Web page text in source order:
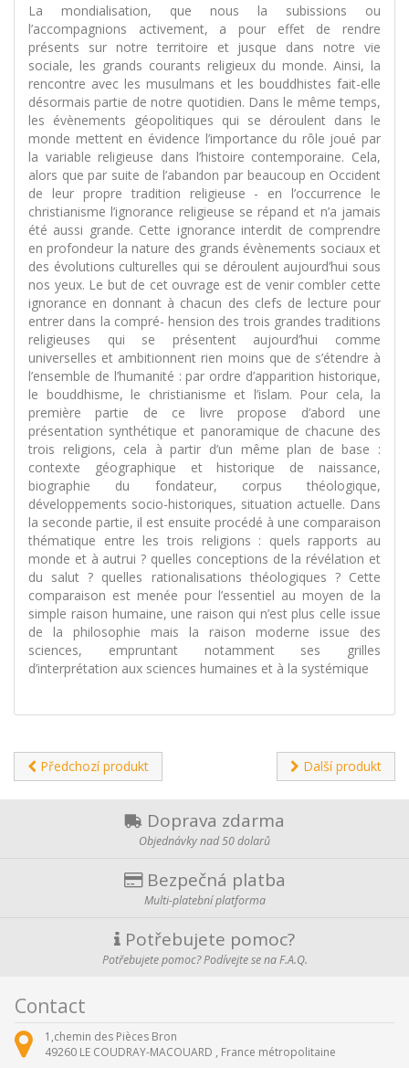
La mondialisation, que nous la subissions ou
l’accompagnions activement, a pour effet de rendre
présents sur notre territoire et jusque dans notre vie
sociale, les grands courants religieux du monde. Ainsi, la
rencontre avec les musulmans et les bouddhistes fait-elle
désormais partie de notre quotidien. Dans le même temps,
les évènements géopolitiques qui se déroulent dans le
monde mettent en évidence l’importance du rôle joué par
la variable religieuse dans l’histoire contemporaine. Cela,
alors que par suite de l’abandon par beaucoup en Occident
de leur propre tradition religieuse - en l’occurrence le
christianisme l’ignorance religieuse se répand et n’a jamais
été aussi grande. Cette ignorance interdit de comprendre
en profondeur la nature des grands évènements sociaux et
des évolutions culturelles qui se déroulent aujourd’hui sous
nos yeux. Le but de cet ouvrage est de venir combler cette
ignorance en donnant à chacun des clefs de lecture pour
entrer dans la compré- hension des trois grandes traditions
religieuses qui se présentent aujourd’hui comme
universelles et ambitionnent rien moins que de s’étendre à
l’ensemble de l’humanité : par ordre d’apparition historique,
le bouddhisme, le christianisme et l’islam. Pour cela, la
première partie de ce livre propose d’abord une
présentation synthétique et panoramique de chacune des
trois religions, cela à partir d’un même plan de base :
contexte géographique et historique de naissance,
biographie du fondateur, corpus théologique,
développements socio-historiques, situation actuelle. Dans
la seconde partie, il est ensuite procédé à une comparaison
thématique entre les trois religions : quels rapports au
monde et à autrui ? quelles conceptions de la révélation et
du salut ? quelles rationalisations théologiques ? Cette
comparaison est menée pour l’essentiel au moyen de la
simple raison humaine, une raison qui n’est plus celle issue
de la philosophie mais la raison moderne issue des
sciences, empruntant notamment ses grilles
d’interprétation aux sciences humaines et à la systémique
Předchozí produkt Další produkt
Doprava zdarma
Objednávky nad 50 dolarů
Bezpečná platba
Multi-platební platforma
Potřebujete pomoc?
Potřebujete pomoc? Podívejte se na F.A.Q.
Contact
1,chemin des Pièces Bron
49260 LE COUDRAY-MACOUARD , France métropolitaine